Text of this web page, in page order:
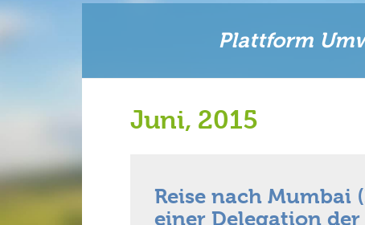
Plattform
Juni, 2015
Reise nach Mumbai
einer Delegation